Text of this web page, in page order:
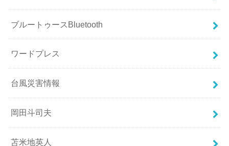
ブルートゥースBluetooth
ワードプレス
台風災害情報
岡田斗司夫
苫米地英人